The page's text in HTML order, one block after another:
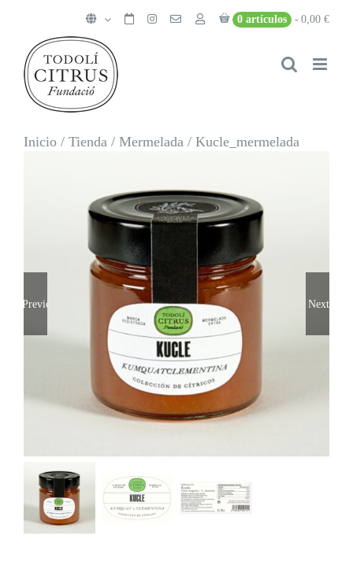
contenido
0 artículos 0,00 €
Inicio / Tienda / Mermelada / Kucle_mermelada
Previous Next